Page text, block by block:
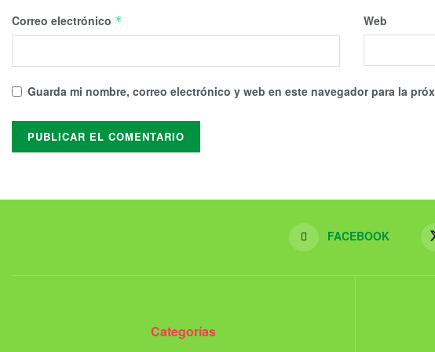
Correo electrónico * Web
Guarda mi nombre, correo electrónico y web en este navegador para la
FACEBOOK
Categorías